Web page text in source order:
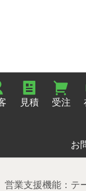
見積 受注
お
営業支援機能：テ